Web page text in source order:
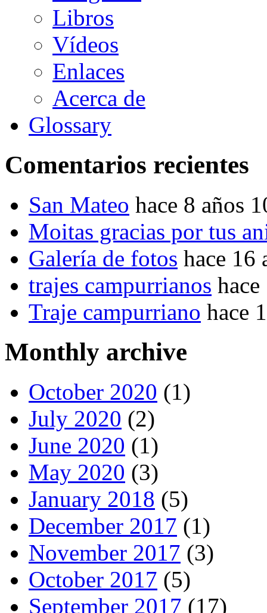
Libros
Vídeos
Enlaces
Acerca de
Glossary
Comentarios recientes
San Mateo hace 8 años
Moitas gracias por tus
Galería de fotos hace 16
trajes campurrianos
Traje campurriano hace
Monthly archive
October 2020 (1)
July 2020 (2)
June 2020 (1)
May 2020 (3)
January 2018 (5)
December 2017 (1)
November 2017 (3)
October 2017 (5)
September 2017 (17)